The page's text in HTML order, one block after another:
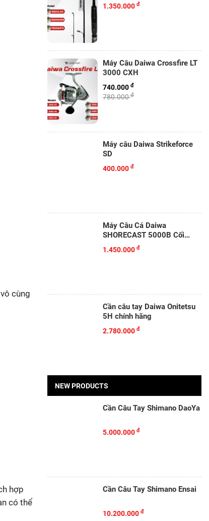
cùng
hợp
có thể
1.350.000 đ
Máy Câu Daiwa Crossfire LT
3000 CXH
780.000đ
740.000 đ
Máy câu Daiwa Strikeforce
SD
400.000 đ
Máy Câu Cá Daiwa
SHORECAST 5000B Cối
1.450.000 đ
Cần câu tay Daiwa Onitetsu
5H chính hãng
2.780.000 đ
NEW PRODUCTS
Cần Câu Tay Shimano DaoYa
5.000.000 đ
Cần Câu Tay Shimano Ensai
10.200.000 đ